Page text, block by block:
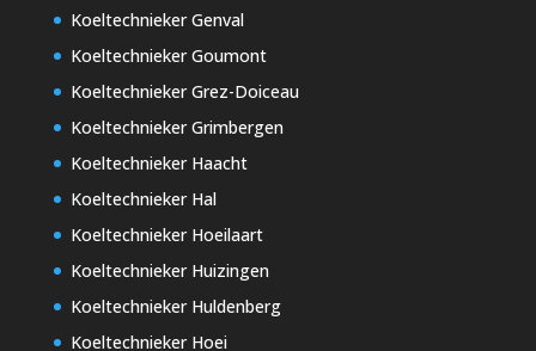
Koeltechnieker Genval
Koeltechnieker Goumont
Koeltechnieker Grez-Doiceau
Koeltechnieker Grimbergen
Koeltechnieker Haacht
Koeltechnieker Hal
Koeltechnieker Hoeilaart
Koeltechnieker Huizingen
Koeltechnieker Huldenberg
Koeltechnieker Hoei